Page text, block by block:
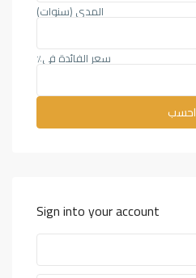
المدى (سنوات)
سعر الفائدة في٪
احسب
Sign into your account